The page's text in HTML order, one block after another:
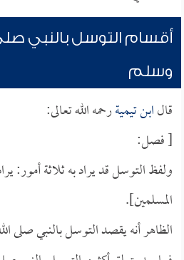
أقسام التوسل بالنبي
وسلم
قالابن تيميةرحمه الله تعالى:
[ فصل:
ولفظ التوسل قد يراد به ثلاثة أمور:
المسلمين].
الظاهر أنه يقصد التوسل بالنبي صلى